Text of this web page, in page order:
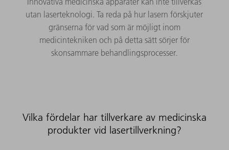
utan laserteknologi. Ta reda på hur lasern förskjuter
gränserna för vad som är möjligt inom
medicintekniken och på detta sätt sörjer för
skonsammare behandlingsprocesser.
Vilka fördelar har tillverkare av medicinska
produkter vid lasertillverkning?